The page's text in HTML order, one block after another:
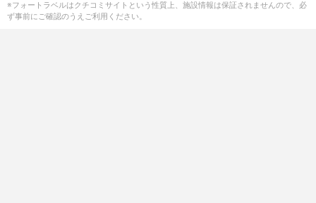
※フォートラベルはクチコミサイトという性質上、施設情報は保証されませんので、必
ず事前にご確認のうえご利用ください。